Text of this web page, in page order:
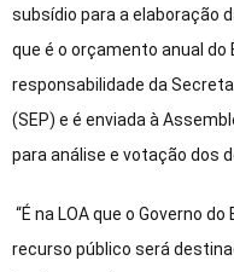
subsídio para a elaboração
que é o orçamento anual
responsabilidade da
(SEP) e é enviada à
para análise e votação dos
“É na LOA que o Governo
recurso público será